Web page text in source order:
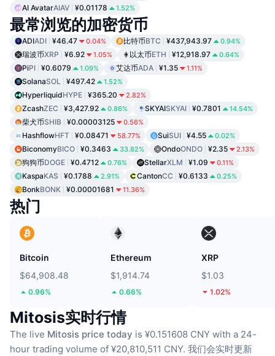
AI AvatarAIAV ¥0.01178 1.52%
最常浏览的加密货币
ADIADI ¥46.47 0.04% 比特币BTC ¥437,943.97 0.94%
瑞波币XRP ¥6.92 1.05% 以太币ETH ¥12,918.97 0.64%
PiPI ¥0.6079 1.09% 艾达币ADA ¥1.35 1.11%
SolanaSOL ¥497.42 1.52%
HyperliquidHYPE ¥365.20 2.82%
ZcashZEC ¥3,427.92 0.86% SKYAISKYAI ¥0.7801 14.54%
柴犬币SHIB ¥0.00003125 0.56%
HashflowHFT ¥0.08471 58.77% SuiSUI ¥4.55 0.02%
BiconomyBICO ¥0.3463 33.82% OndoONDO ¥2.35 2.13%
狗狗币DOGE ¥0.4712 0.76% StellarXLM ¥1.09 0.11%
KaspaKAS ¥0.1788 2.91% CantonCC ¥0.6133 0.25%
BonkBONK ¥0.00001681 11.36%
热门
Bitcoin
$64,908.48
0.96%
Ethereum
$1,914.74
0.66%
XRP
$1.03
1.02%
Mitosis实时行情
The live Mitosis price today is ¥0.151608 CNY with a 24-
hour trading volume of ¥20,810,511 CNY. 我们会实时更新